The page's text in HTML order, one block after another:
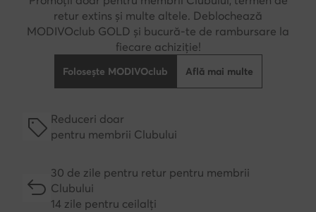
retur extins și multe altele. Deblochează
MODIVOclub GOLD și bucură-te de rambursare la
fiecare achiziție!
Folosește MODIVOclub Află mai multe
Reduceri doar
pentru membrii Clubului
30 de zile pentru retur pentru membrii
Clubului
14 zile pentru ceilalți